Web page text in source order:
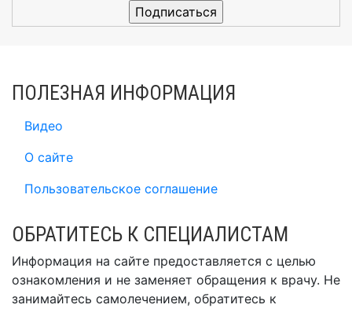
ПОЛЕЗНАЯ ИНФОРМАЦИЯ
Видео
О сайте
Пользовательское соглашение
ОБРАТИТЕСЬ К СПЕЦИАЛИСТАМ
Информация на сайте предоставляется с целью
ознакомления и не заменяет обращения к врачу. Не
занимайтесь самолечением, обратитесь к